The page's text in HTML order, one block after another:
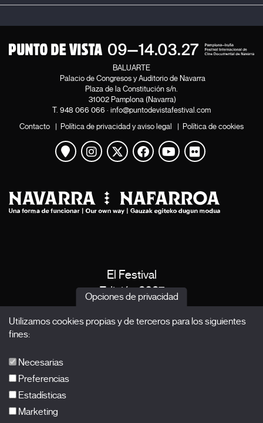
BALUARTE
Palacio de Congresos y Auditorio de Navarra
Plaza de la Constitución s/n.
31002 Pamplona (Navarra)
T. 948 066 066 · info@puntodevistafestival.com
Contacto | Política de privacidad y aviso legal | Política de cookies
Ver mapa
Instagram
Twitter
Facebook
Youtube
Flickr
El Festival
Edición 2027
Acreditaciones
Opciones de privacidad
Utilizamos cookies propias y de terceros para los siguientes
fines:
Necesarias
Preferencias
Estadísticas
Marketing